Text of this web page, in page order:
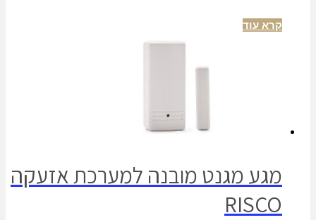
קרא עוד
מגע מגנט מובנה למערכת אזעקה
RISCO